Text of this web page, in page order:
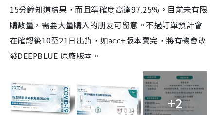
15分鐘知道結果，而且準確度高達97.25%。目前未有限
購數量，需要大量購入的朋友可留意。不過訂單預計會
在確認後10至21日出貨，如acc+版本賣完，將有機會改
發DEEPBLUE 原廠版本。
+2